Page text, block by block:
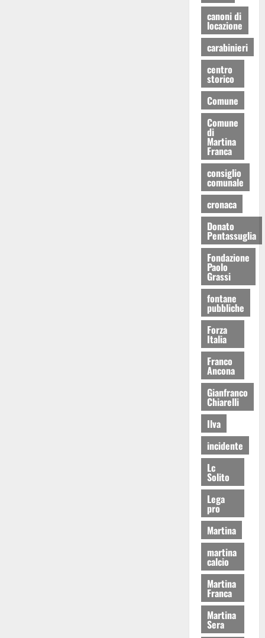
canoni di
locazione
carabinieri
centro
storico
Comune
Comune
di
Martina
Franca
consiglio
comunale
cronaca
Donato
Pentassuglia
Fondazione
Paolo
Grassi
fontane
pubbliche
Forza
Italia
Franco
Ancona
Gianfranco
Chiarelli
Ilva
incidente
Lc
Solito
Lega
pro
Martina
martina
calcio
Martina
Franca
Martina
Sera